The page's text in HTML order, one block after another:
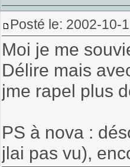
Posté le: 2002-10-
Moi je me
Délire mais
jme rapel plus
PS à nova :
jlai pas vu),